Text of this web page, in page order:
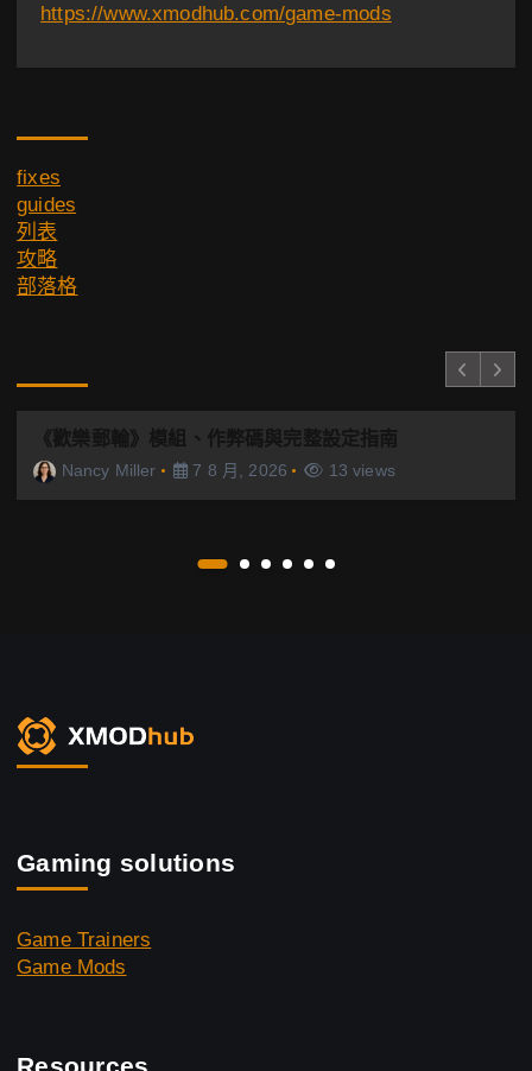
https://www.xmodhub.com/game-mods
fixes
guides
列表
攻略
部落格
《歡樂郵輪》模組、作弊碼與完整設定指南
Nancy Miller 7 8 月, 2026 13 views
Gaming solutions
Game Trainers
Game Mods